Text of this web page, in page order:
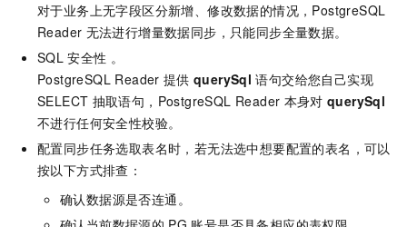
对于业务上无字段区分新增、修改数据的情况，PostgreSQL
Reader 无法进行增量数据同步，只能同步全量数据。
SQL 安全性 。
PostgreSQL Reader 提供 querySql 语句交给您自己实现
SELECT 抽取语句，PostgreSQL Reader 本身对 querySql
不进行任何安全性校验。
配置同步任务选取表名时，若无法选中想要配置的表名，可以
按以下方式排查：
确认数据源是否连通。